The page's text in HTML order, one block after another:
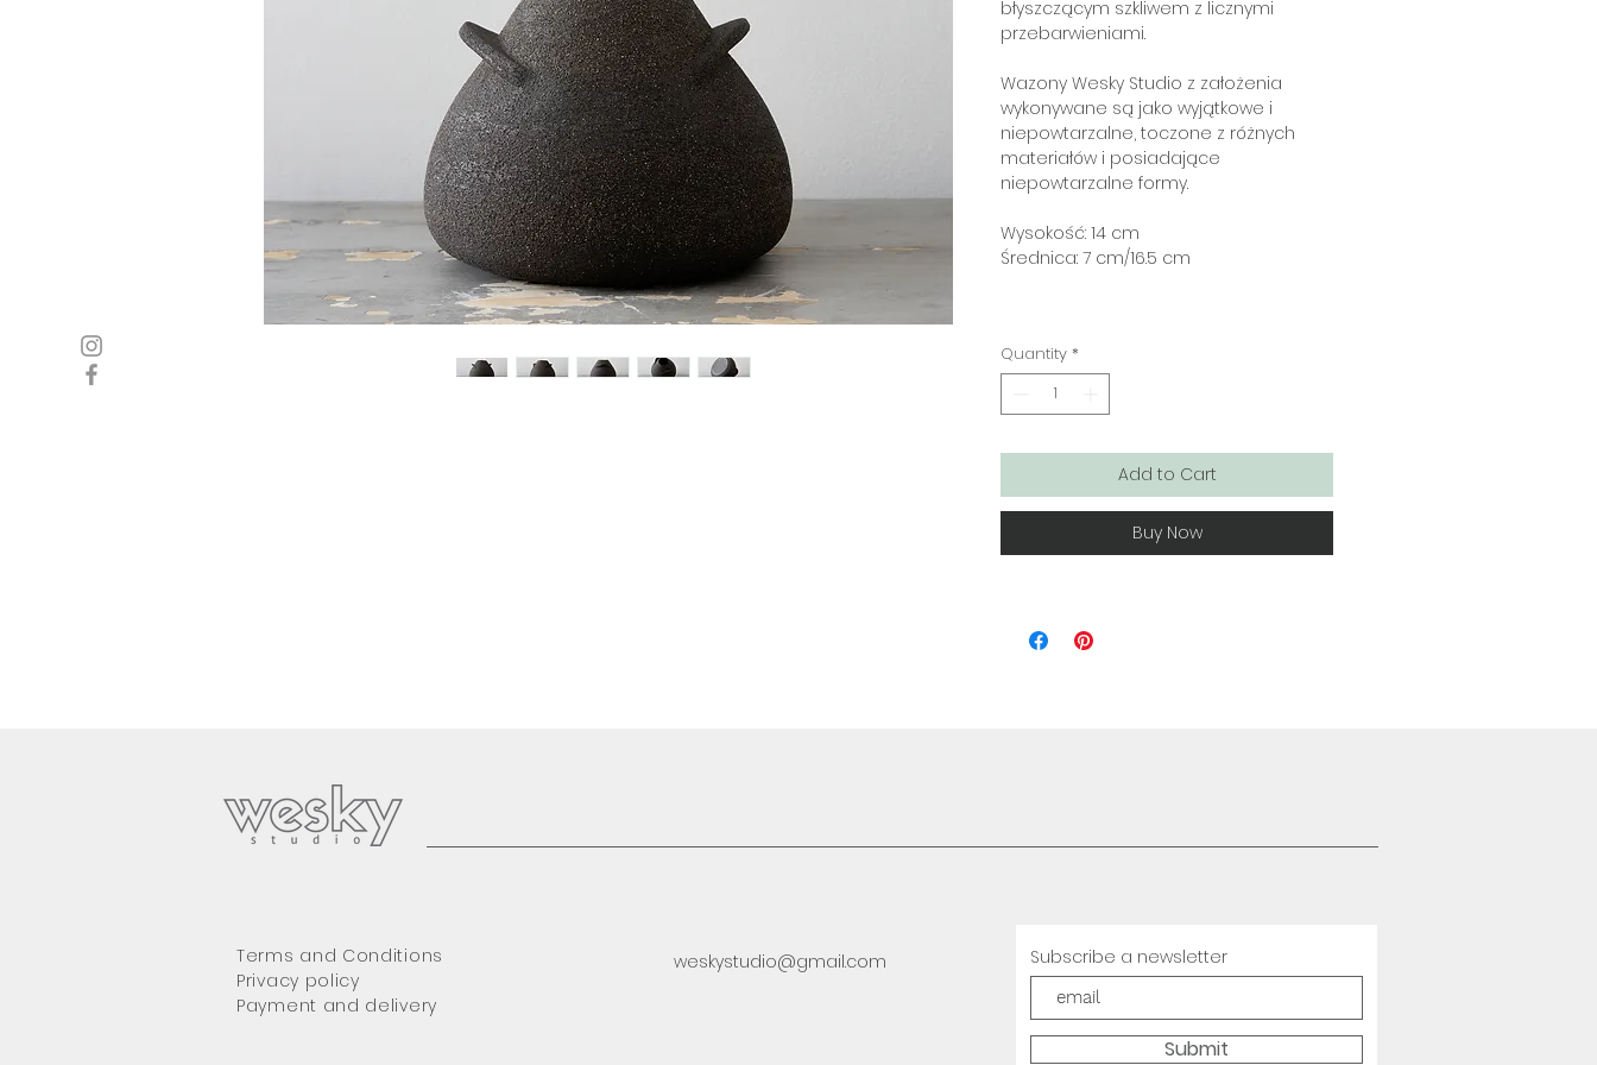
błyszczącym szkliwem z licznymi
przebarwieniami.
Wazony Wesky Studio z założenia
wykonywane są jako wyjątkowe i
niepowtarzalne, toczone z różnych
materiałów i posiadające
niepowtarzalne formy.
Wysokość: 14 cm
Średnica: 7 cm/16.5 cm
Quantity *
Add to Cart
Buy Now
Terms and Conditions
Privacy policy
Payment and delivery
weskystudio@gmail.com Subscribe a newsletter
Submit